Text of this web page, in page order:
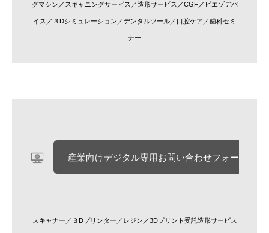
グマシン／スキャニングサービス／造形サービス／CGF／ピエゾデバ
イス／３Dシミュレーション／デンタルツール／口腔ケア／歯科セミ
ナー
産業向けデジタル専用お問い合わせフォーム▸
スキャナー／３Dプリンター／レジン／3Dプリント受託造形サービス